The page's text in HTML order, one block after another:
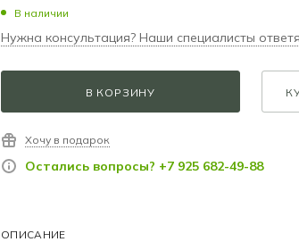
В наличии
Нужна консультация? Наши специалисты
В КОРЗИНУ
Хочу в подарок
Остались вопросы? +7 925 682-49-88
ОПИСАНИЕ